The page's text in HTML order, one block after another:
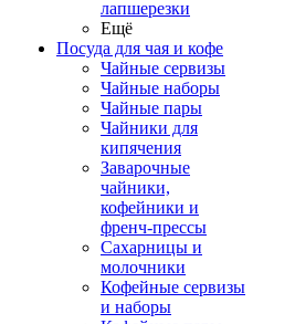
лапшерезки
Ещё
Посуда для чая и кофе
Чайные сервизы
Чайные наборы
Чайные пары
Чайники для
кипячения
Заварочные
чайники,
кофейники и
френч-прессы
Сахарницы и
молочники
Кофейные сервизы
и наборы